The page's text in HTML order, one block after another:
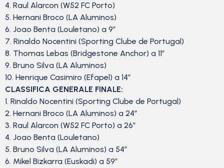
4. Raul Alarcon (W52 FC Porto)
5. Hernani Broco (LA Aluminos)
6. Joao Benta (Louletano) a 9″
7. Rinaldo Nocentini (Sporting Clube de Portugal)
8. Thomas Lebas (Bridgestone Anchor) a 11″
9. Bruno Silva (LA Aluminos)
10. Henrique Casimiro (Efapel) a 14″
CLASSIFICA GENERALE FINALE:
1. Rinaldo Nocentini (Sporting Clube de Portugal)
2. Hernani Broco (LA Aluminos) a 24″
3. Raul Alarcon (W52 FC Porto) a 26″
4. Joao Benta (Louletano)
5. Bruno Silva (LA Aluminos) a 54″
6. Mikel Bizkarra (Euskadi) a 59″